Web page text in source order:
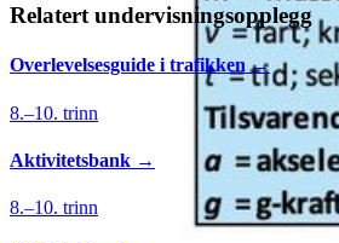
Relatert undervisningsopplegg
Overlevelses­guide i trafikken →
8.–10. trinn
Aktivitetsbank →
8.–10. trinn